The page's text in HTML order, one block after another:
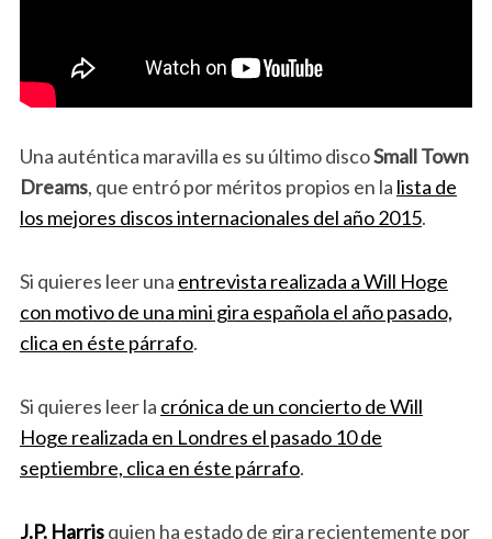
Una auténtica maravilla es su último discoSmall Town
Dreams, que entró por méritos propios en la lista de
los mejores discos internacionales del año 2015.
Si quieres leer una entrevista realizada a Will Hoge
con motivo de una mini gira española el año pasado,
clica en éste párrafo.
Si quieres leer la crónica de un concierto de Will
Hoge realizada en Londres el pasado 10 de
septiembre, clica en éste párrafo.
J.P. Harrisquien ha estado de gira recientemente por